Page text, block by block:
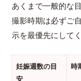
あくまで一般的な
撮影時期は必ずご
示を最優先にしてく
妊娠週数の目
安
時